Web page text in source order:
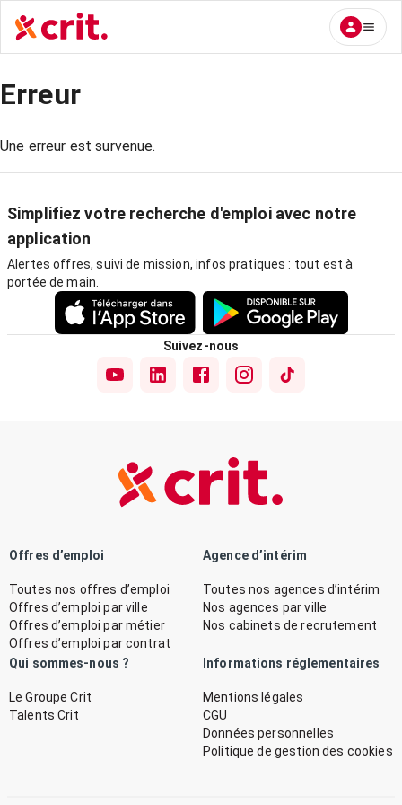
Erreur
Une erreur est survenue.
Simplifiez votre recherche d'emploi avec notre
application
Alertes offres, suivi de mission, infos pratiques : tout est à
portée de main.
Suivez-nous
Offres d’emploi
Toutes nos offres d’emploi
Offres d’emploi par ville
Offres d’emploi par métier
Offres d’emploi par contrat
Agence d’intérim
Toutes nos agences d’intérim
Nos agences par ville
Nos cabinets de recrutement
Qui sommes-nous ?
Le Groupe Crit
Talents Crit
Informations réglementaires
Mentions légales
CGU
Données personnelles
Politique de gestion des cookies